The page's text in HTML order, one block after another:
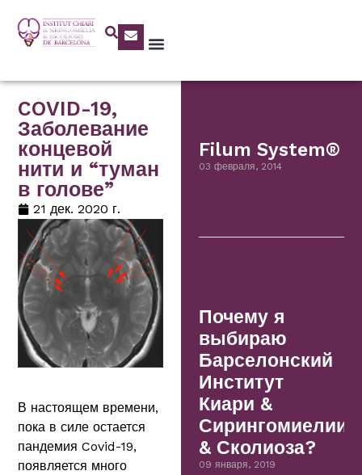
COVID-19,
Заболевание
концевой
нити и “туман
в голове”
21 дек. 2020 г.
В настоящем времени,
пока в силе остается
пандемия Covid-19,
появляется много
Filum System®
03 февраля, 2014
Почему я
выбираю
Барселонский
Институт
Киари &
Сирингомиелии
& Сколиоза?
09 января, 2019